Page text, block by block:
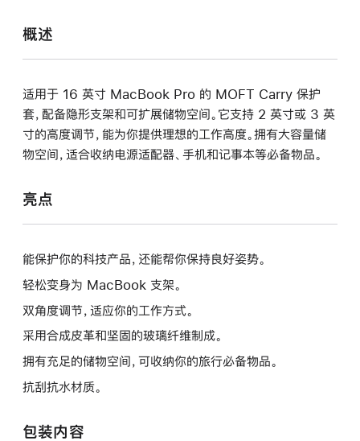
概述
适用于 16 英寸 MacBook Pro 的 MOFT Carry 保护
套，配备隐形支架和可扩展储物空间。它支持 2 英寸或 3 英
寸的高度调节，能为你提供理想的工作高度。拥有大容量储
物空间，适合收纳电源适配器、手机和记事本等必备物品。
亮点
能保护你的科技产品，还能帮你保持良好姿势。
轻松变身为 MacBook 支架。
双角度调节，适应你的工作方式。
采用合成皮革和坚固的玻璃纤维制成。
拥有充足的储物空间，可收纳你的旅行必备物品。
抗刮抗水材质。
包装内容